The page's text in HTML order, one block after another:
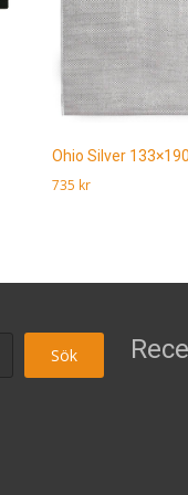
Ohio Silver
735 kr
Sök